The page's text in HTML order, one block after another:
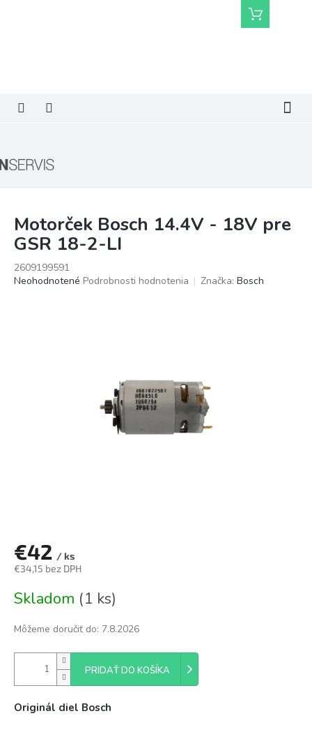
Nákupný
košík
Motorček Bosch 14.4V - 18V pre
GSR 18-2-LI
2609199591
Priemerné
Neohodnotené Podrobnosti hodnotenia Značka: Bosch
€42 / ks
€34,15 bez DPH
cena:
Skladom (1 ks)
Môžeme doručiť do: 7.8.2026
PRIDAŤ DO KOŠÍKA
Originál diel Bosch